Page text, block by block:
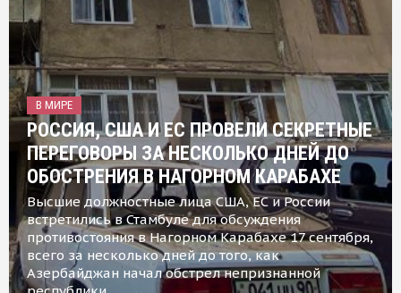
В МИРЕ
РОССИЯ, США И ЕС ПРОВЕЛИ СЕКРЕТНЫЕ
ПЕРЕГОВОРЫ ЗА НЕСКОЛЬКО ДНЕЙ ДО
ОБОСТРЕНИЯ В НАГОРНОМ КАРАБАХЕ
Высшие должностные лица США, ЕС и России
встретились в Стамбуле для обсуждения
противостояния в Нагорном Карабахе 17 сентября,
всего за несколько дней до того, как
Азербайджан начал обстрел непризнанной